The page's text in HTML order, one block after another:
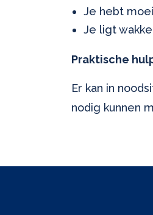
Je hebt
Je ligt
Praktische
Er kan in
nodig kunnen